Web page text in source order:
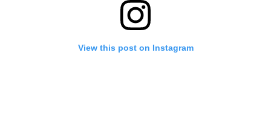
View this post on Instagram